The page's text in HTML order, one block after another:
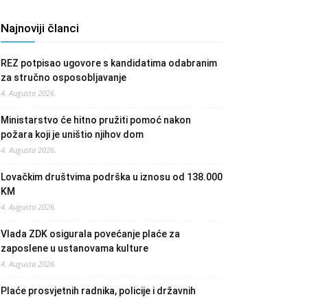
Najnoviji članci
REZ potpisao ugovore s kandidatima odabranim
za stručno osposobljavanje
4. Augusta 2026.
Ministarstvo će hitno pružiti pomoć nakon
požara koji je uništio njihov dom
4. Augusta 2026.
Lovačkim društvima podrška u iznosu od 138.000
KM
4. Augusta 2026.
Vlada ZDK osigurala povećanje plaće za
zaposlene u ustanovama kulture
4. Augusta 2026.
Plaće prosvjetnih radnika, policije i državnih